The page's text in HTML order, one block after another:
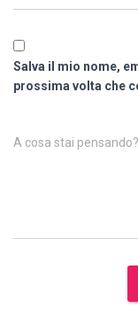
Salva il mio nome,
prossima volta che
A cosa stai pensando?